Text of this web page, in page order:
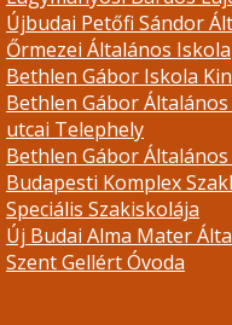
Újbudai Petőfi Sándor
Őrmezei Általános Iskola
Bethlen Gábor Iskola
Bethlen Gábor
utcai Telephely
Bethlen Gábor
Budapesti Komplex
Speciális Szakiskolája
Új Budai Alma Mater
Szent Gellért Óvoda